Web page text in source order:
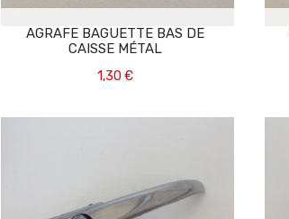
AGRAFE BAGUETTE BAS DE
CAISSE MÉTAL
1,30 €
Ajouter Au Panier